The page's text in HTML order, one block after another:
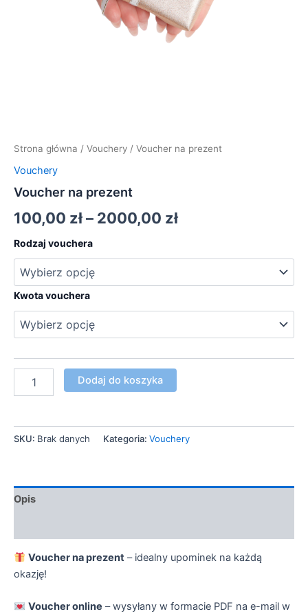
Strona główna / Vouchery / Voucher na prezent
Vouchery
Voucher na prezent
100,00 zł– 2000,00 złZakres
100,00 zł
do
2000,00 zł
Rodzaj vouchera
Kwota vouchera
Voucher
Dodaj do koszyka
SKU: Brak danych Kategoria: Vouchery
Opis
Voucher na prezent– idealny upominek na każdą
okazję!
Voucher online – wysyłany w formacie PDF na e-mail w